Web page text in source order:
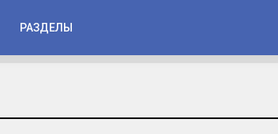
РАЗДЕЛЫ